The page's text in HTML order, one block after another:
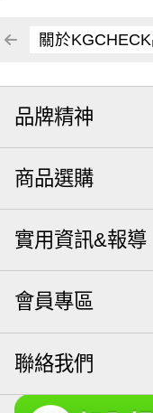
關於
品牌精神
商品選購
實用資訊&報導
會員專區
聯絡我們